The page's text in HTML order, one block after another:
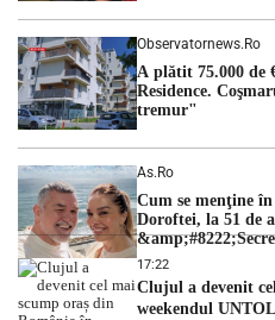
Observatornews.ro
A plătit 75.000 de
Residence.
tremur"
As.ro
Cum se menţine
Doroftei, la 51 de
dezvăluit
17:22
Clujul a devenit
weekendul